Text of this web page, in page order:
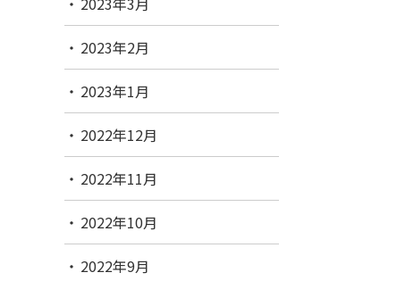
2023年2月
2023年1月
2022年12月
2022年11月
2022年10月
2022年9月